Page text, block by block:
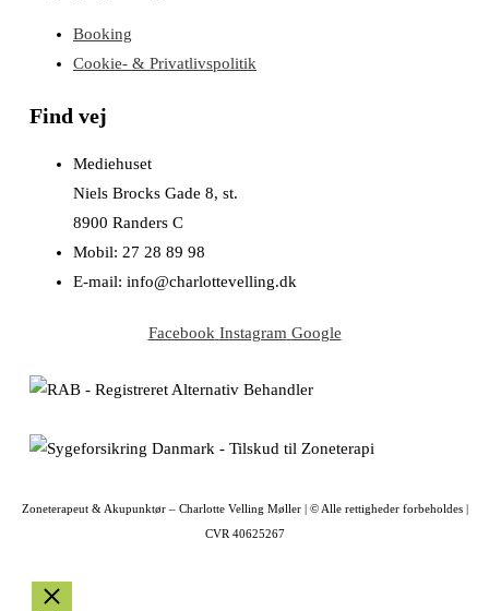
Booking
Cookie- & Privatlivspolitik
Find vej
Mediehuset
Niels Brocks Gade 8, st.
8900 Randers C
Mobil: 27 28 89 98
E-mail: info@charlottevelling.dk
Facebook Instagram Google
Zoneterapeut & Akupunktør – Charlotte Velling Møller | © Alle rettigheder forbeholdes |
CVR 40625267